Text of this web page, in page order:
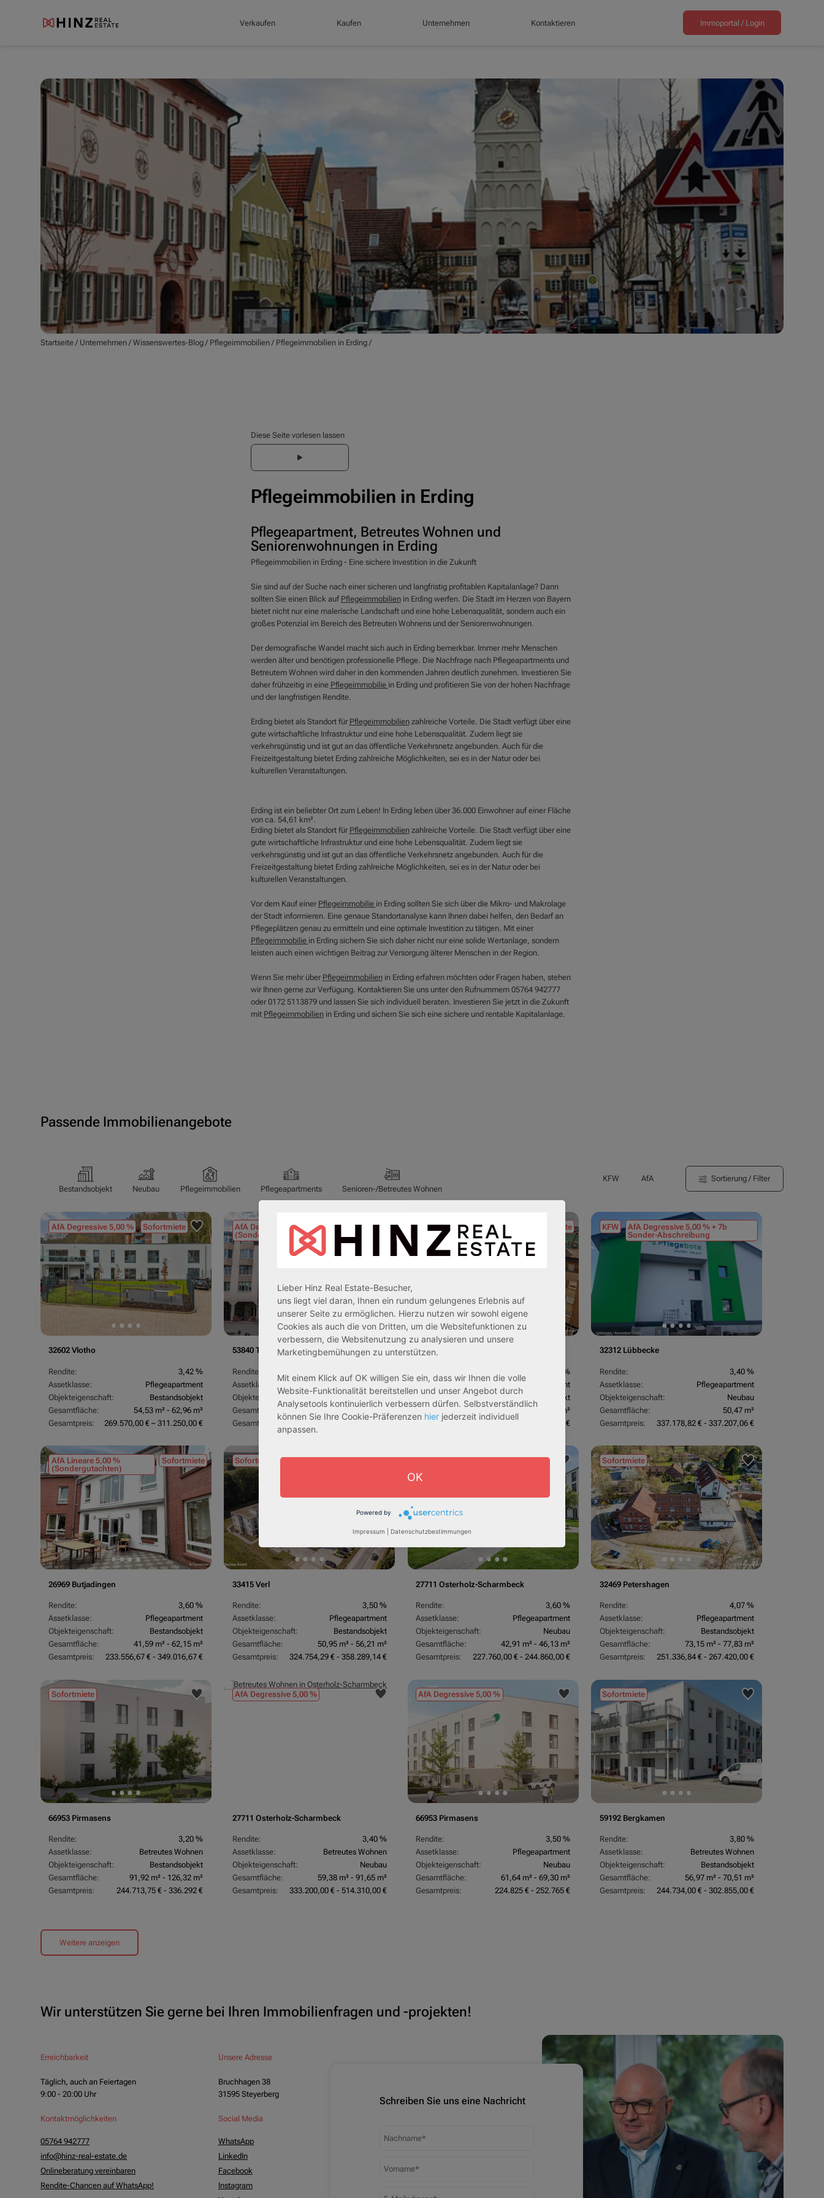
Verkaufen Kaufen Unternehmen Kontaktieren Immoportal / Login
Startseite / Unternehmen /Wissenswertes-Blog / Pflegeimmobilien / Pflegeimmobilien in Erding /
Diese Seite vorlesen lassen
Pflegeimmobilien in Erding
Pflegeapartment, Betreutes Wohnen und
Seniorenwohnungen in Erding
Pflegeimmobilien in Erding - Eine sichere Investition in die Zukunft
Sie sind auf der Suche nach einer sicheren und langfristig profitablen Kapitalanlage? Dann
sollten Sie einen Blick auf Pflegeimmobilienin Erding werfen. Die Stadt im Herzen von Bayern
bietet nicht nur eine malerische Landschaft und eine hohe Lebensqualität, sondern auch ein
großes Potenzial im Bereich des Betreuten Wohnens und der Seniorenwohnungen.
Der demografische Wandel macht sich auch in Erding bemerkbar. Immer mehr Menschen
werden älter und benötigen professionelle Pflege. Die Nachfrage nach Pflegeapartments und
Betreutem Wohnen wird daher in den kommenden Jahren deutlich zunehmen. Investieren Sie
daher frühzeitig in eine Pflegeimmobilie in Erding und profitieren Sie von der hohen Nachfrage
und der langfristigen Rendite.
Erding bietet als Standort für Pflegeimmobilienzahlreiche Vorteile. Die Stadt verfügt über eine
gute wirtschaftliche Infrastruktur und eine hohe Lebensqualität. Zudem liegt sie
verkehrsgünstig und ist gut an das öffentliche Verkehrsnetz angebunden. Auch für die
Freizeitgestaltung bietet Erding zahlreiche Möglichkeiten, sei es in der Natur oder bei
kulturellen Veranstaltungen.
Erding ist ein beliebter Ort zum Leben! In Erding leben über 36.000 Einwohner auf einer Fläche
von ca. 54,61 km².
Erding bietet als Standort für Pflegeimmobilienzahlreiche Vorteile. Die Stadt verfügt über eine
gute wirtschaftliche Infrastruktur und eine hohe Lebensqualität. Zudem liegt sie
verkehrsgünstig und ist gut an das öffentliche Verkehrsnetz angebunden. Auch für die
Freizeitgestaltung bietet Erding zahlreiche Möglichkeiten, sei es in der Natur oder bei
kulturellen Veranstaltungen.
Vor dem Kauf einer Pflegeimmobilie in Erding sollten Sie sich über die Mikro- und Makrolage
der Stadt informieren. Eine genaue Standortanalyse kann Ihnen dabei helfen, den Bedarf an
Pflegeplätzen genau zu ermitteln und eine optimale Investition zu tätigen. Mit einer
Pflegeimmobilie in Erding sichern Sie sich daher nicht nur eine solide Wertanlage, sondern
leisten auch einen wichtigen Beitrag zur Versorgung älterer Menschen in der Region.
Wenn Sie mehr über Pflegeimmobilienin Erding erfahren möchten oder Fragen haben, stehen
wir Ihnen gerne zur Verfügung. Kontaktieren Sie uns unter den Rufnummern 05764 942777
oder 0172 5113879 und lassen Sie sich individuell beraten. Investieren Sie jetzt in die Zukunft
mit Pflegeimmobilienin Erding und sichern Sie sich eine sichere und rentable Kapitalanlage.
Passende Immobilienangebote
Bestandsobjekt Neubau Pflegeimmobilien Pflegeapartments Senioren-/Betreutes Wohnen
KFW AfA Sortierung / Filter
AfA Degressive 5,00 % Sofortmiete
32602 Vlotho
Rendite:
3,42 %
Assetklasse:
Pflegeapartment
Objekteigenschaft:
Bestandsobjekt
Gesamtfläche:
54,53 m² - 62,96 m²
Gesamtpreis:
269.570,00 € – 311.250,00 €
AfA Degressive 5,00 %
(Sondergutachten)
Sofortmiete
53840 Troisdorf
Rendite:
Assetklasse:
Betreutes Wohnen
Objekteigenschaft:
Bestandsobjekt
Gesamtfläche:
87,17 m² - 153,66 m²
Gesamtpreis:
243.651,89 € - 429.392,43 €
AfA Lineare 5,00 %
(Sondergutachten)
Sofortmiete
53840 Troisdorf
3,70 %
Assetklasse:
Pflegeapartment
Objekteigenschaft:
Bestandsobjekt
Gesamtfläche:
75,17 m² - 97,67 m²
Gesamtpreis:
210.120,00 € - 273.003,24 €
KFW
AfA Degressive 5,00 % + 7b
Sonder-Abschreibung
32312 Lübbecke
Rendite:
3,40 %
Assetklasse:
Pflegeapartment
Objekteigenschaft:
Neubau
Gesamtfläche:
50,47 m²
Gesamtpreis:
337.178,82 € - 337.207,06 €
AfA Lineare 5,00 %
(Sondergutachten)
Sofortmiete
26969 Butjadingen
Rendite:
3,60 %
Assetklasse:
Pflegeapartment
Objekteigenschaft:
Bestandsobjekt
Gesamtfläche:
41,59 m² - 62,15 m²
Gesamtpreis:
233.556,67 € - 349.016,67 €
Sofortmiete
33415 Verl
Rendite:
3,50 %
Assetklasse:
Pflegeapartment
Objekteigenschaft:
Bestandsobjekt
Gesamtfläche:
50,95 m² - 56,21 m²
Gesamtpreis:
324.754,29 € - 358.289,14 €
27711 Osterholz-Scharmbeck
Rendite:
3,60 %
Assetklasse:
Pflegeapartment
Objekteigenschaft:
Neubau
Gesamtfläche:
42,91 m² - 46,13 m²
Gesamtpreis:
227.760,00 € - 244.860,00 €
Sofortmiete
32469 Petershagen
Rendite:
4,07 %
Assetklasse:
Pflegeapartment
Objekteigenschaft:
Bestandsobjekt
Gesamtfläche:
73,15 m² - 77,83 m²
Gesamtpreis:
251.336,84 € - 267.420,00 €
Sofortmiete
66953 Pirmasens
Rendite:
3,20 %
Assetklasse:
Betreutes Wohnen
Objekteigenschaft:
Bestandsobjekt
Gesamtfläche:
91,92 m² - 126,32 m²
Gesamtpreis:
244.713,75 € - 336.292 €
AfA Degressive 5,00 %
27711 Osterholz-Scharmbeck
Rendite:
3,40 %
Assetklasse:
Betreutes Wohnen
Objekteigenschaft:
Neubau
Gesamtfläche:
59,38 m² - 91,65 m²
Gesamtpreis:
333.200,00 € - 514.310,00 €
AfA Degressive 5,00 %
66953 Pirmasens
Rendite:
3,50 %
Assetklasse:
Pflegeapartment
Objekteigenschaft:
Neubau
Gesamtfläche:
61,64 m² - 69,30 m²
Gesamtpreis:
224.825 € - 252.765 €
Sofortmiete
59192 Bergkamen
Rendite:
3,80 %
Assetklasse:
Betreutes Wohnen
Objekteigenschaft:
Bestandsobjekt
Gesamtfläche:
56,97 m² - 70,51 m²
Gesamtpreis:
244.734,00 € - 302.855,00 €
Weitere anzeigen
Wir unterstützen Sie gerne bei Ihren Immobilienfragen und -projekten!
Erreichbarkeit
Täglich, auch an Feiertagen
9:00 - 20:00 Uhr
Kontaktmöglichkeiten
05764 942777
info@hinz-real-estate.de
Onlineberatung vereinbaren
Rendite-Chancen auf WhatsApp!
Unsere Adresse
Bruchhagen 38
31595 Steyerberg
Social Media
WhatsApp
LinkedIn
Facebook
Instagram
Schreiben Sie uns eine Nachricht
Lieber Hinz Real Estate-Besucher,
uns liegt viel daran, Ihnen ein rundum gelungenes Erlebnis auf
unserer Seite zu ermöglichen. Hierzu nutzen wir sowohl eigene
Cookies als auch die von Dritten, um die Websitefunktionen zu
verbessern, die Websitenutzung zu analysieren und unsere
Marketingbemühungen zu unterstützen.
Mit einem Klick auf OK willigen Sie ein, dass wir Ihnen die volle
Website-Funktionalität bereitstellen und unser Angebot durch
Analysetools kontinuierlich verbessern dürfen. Selbstverständlich
können Sie Ihre Cookie-Präferenzen hier jederzeit individuell
anpassen.
OK
Powered by
Impressum Datenschutzbestimmungen